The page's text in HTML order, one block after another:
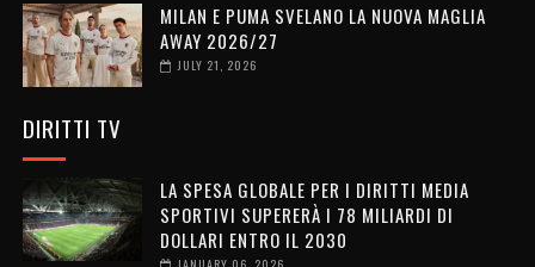
MILAN E PUMA SVELANO LA NUOVA MAGLIA
AWAY 2026/27
JULY 21, 2026
DIRITTI TV
LA SPESA GLOBALE PER I DIRITTI MEDIA
SPORTIVI SUPERERÀ I 78 MILIARDI DI
DOLLARI ENTRO IL 2030